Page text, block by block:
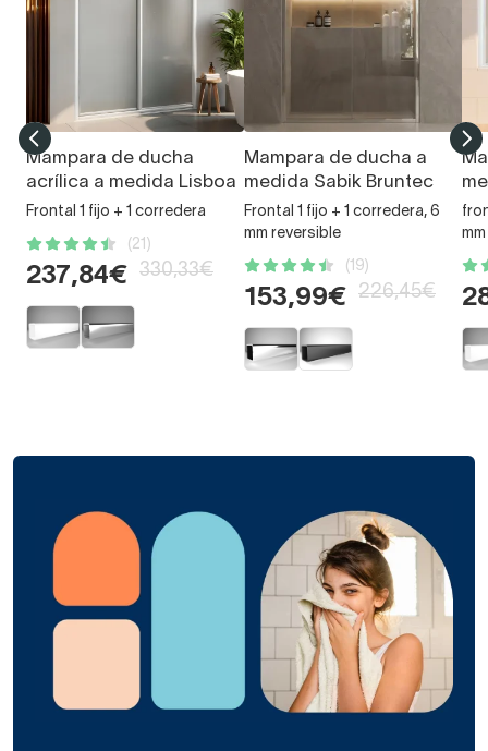
Mampara de ducha
acrílica a medida Lisboa
Frontal 1 fijo + 1 corredera
(21)
237,84€ 330,33€
Mampara de ducha a
medida Sabik Bruntec
Frontal 1 fijo + 1 corredera, 6
mm reversible
(19)
153,99€ 226,45€
mm